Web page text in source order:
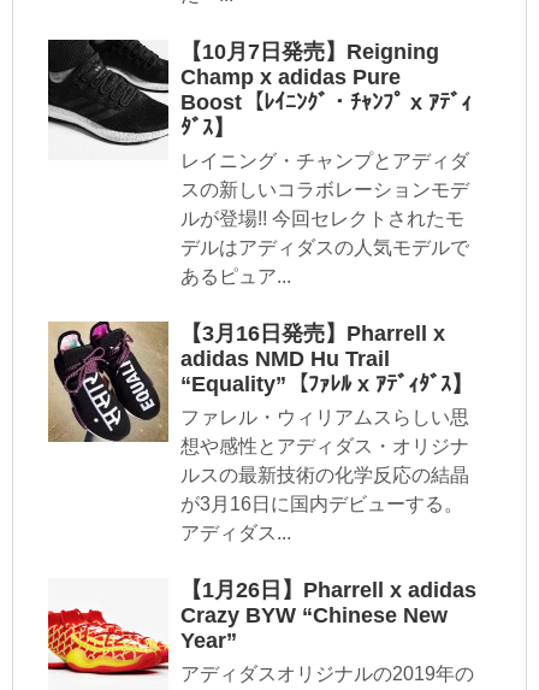
【10月7日発売】Reigning
Champ x adidas Pure
Boost【ﾚｲﾆﾝｸﾞ・ﾁｬﾝﾌﾟ x ｱﾃﾞｨ
ﾀﾞｽ】
レイニング・チャンプとアディダ
スの新しいコラボレーションモデ
ルが登場!! 今回セレクトされたモ
デルはアディダスの人気モデルで
あるピュア...
【3月16日発売】Pharrell x
adidas NMD Hu Trail
“Equality”【ﾌｧﾚﾙ x ｱﾃﾞｨﾀﾞｽ】
ファレル・ウィリアムスらしい思
想や感性とアディダス・オリジナ
ルスの最新技術の化学反応の結晶
が3月16日に国内デビューする。
アディダス...
【1月26日】Pharrell x adidas
Crazy BYW “Chinese New
Year”
アディダスオリジナルの2019年の